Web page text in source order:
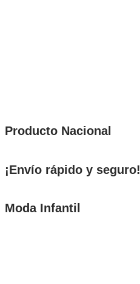
Producto Nacional
¡Envío rápido y seguro!
Moda Infantil